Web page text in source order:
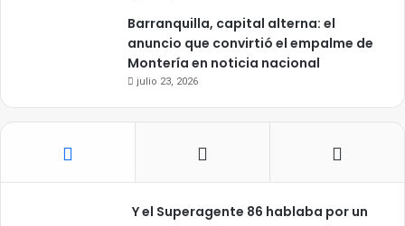
Barranquilla, capital alterna: el
anuncio que convirtió el empalme de
Montería en noticia nacional
julio 23, 2026
Y el Superagente 86 hablaba por un